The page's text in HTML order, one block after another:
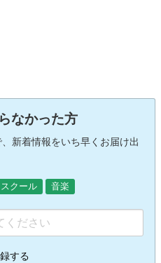
なかった方
新着情報をいち早くお届け出
クール 音楽
する